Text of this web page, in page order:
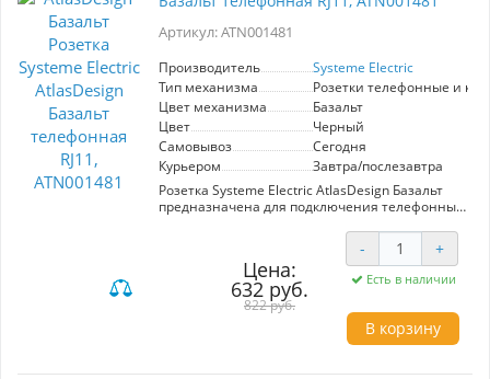
Артикул: ATN001481
Производитель
Systeme Electric
Тип механизма
Розетки телефонные и
Цвет механизма
Базальт
Цвет
Черный
Самовывоз
Сегодня
Курьером
Завтра/послезавтра
Розетка Systeme Electric AtlasDesign Базальт
предназначена для подключения телефонных
Элегантный цвет базальт вписывается в
современные интерьеры, а высокое качество
материалов гарантирует долговечность и
надёжность использования. Идеально
подходит для офисов и жилых помещений.
Цена:
632 руб.
822 руб.
- +
Есть в наличии
В корзину